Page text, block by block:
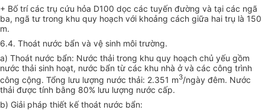
+ Bố trí các trụ cứu hỏa D100 dọc các tuyến đường và tại các ngã
ba, ngã tư trong khu quy hoạch với khoảng cách giữa hai trụ là 150
m.
6.4. Thoát nước bẩn và vệ sinh môi trường.
a) Thoát nước bẩn: Nước thải trong khu quy hoạch chủ yếu gồm
nước thải sinh hoạt, nước bẩn từ các khu nhà ở và các công trình
công cộng. Tổng lưu lượng nước thải: 2.351 m3/ngày đêm. Nước
thải được tính bằng 80% lưu lượng nước cấp.
b) Giải pháp thiết kế thoát nước bẩn: